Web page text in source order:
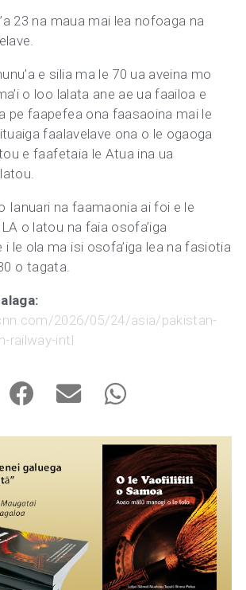
23 na maua mai lea nofoaga na
e silia ma le 70 ua aveina mo
o loo lalata ane ae ua faailoa e
pe faapefea ona faasaoina mai le
faalavelave ona o le ogaoga
e faafetaia le Atua ina ua
Ianuari na faamaonia ai foi e le
o latou na faia osofa’iga
le ola ma isi osofa’iga lea na fasiotia
o tagata.
2026/05/24/asia/pakistan-
railway-intl